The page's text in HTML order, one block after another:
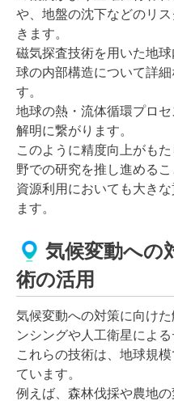
や、地盤の沈下などのリ
きます。
磁気探査技術を用いた地
球の内部構造について詳
す。
地球の熱・流体循環プロ
解明に繋がります。
このように精度向上がも
野での研究を推し進める
資源利用においても大き
ます。
気候変動への
術の活用
気候変動への対策に向け
ンシングや人工衛星によ
これらの技術は、地球規
ています。
例えば、森林伐採や農地